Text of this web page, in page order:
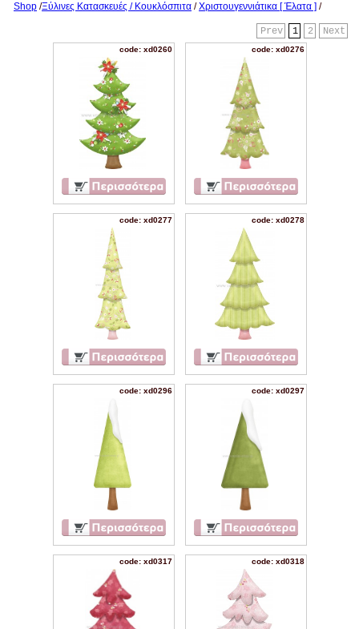
Shop /Ξύλινες Κατασκευές / Κουκλόσπιτα /Χριστουγεννιάτικα [ Έλατα ] /
Next
2
1
Prev
code: xd0260 code: xd0276
code: xd0277 code: xd0278
code: xd0296 code: xd0297
code: xd0317 code: xd0318